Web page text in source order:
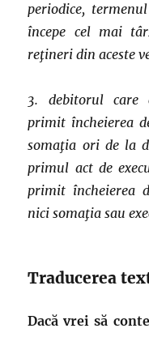
periodice,
începe cel mai
reţineri din aceste
3. debitorul care
primit încheierea
somaţia ori de la
primul act de
primit încheierea
nici somaţia sau
Traducerea
Dacă vrei să